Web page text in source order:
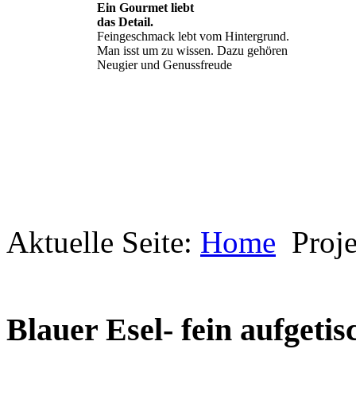
Ein Gourmet liebt
das Detail.
Feingeschmack lebt vom Hintergrund.
Man isst um zu wissen. Dazu gehören
Neugier und Genussfreude
Geheimnisse, die
keine sind.
Ein Potpourri professioneller Rezepte.
Aktuelle Seite: Home
Blauer Esel- fein